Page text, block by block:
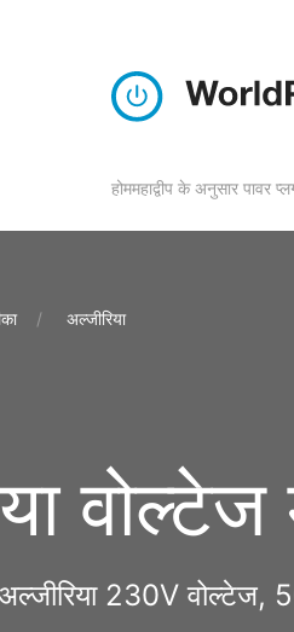
होममहाद्वीप के अनुसार पावर
अल्जीरिया
अल्जीरिया 230V वोल्टेज,